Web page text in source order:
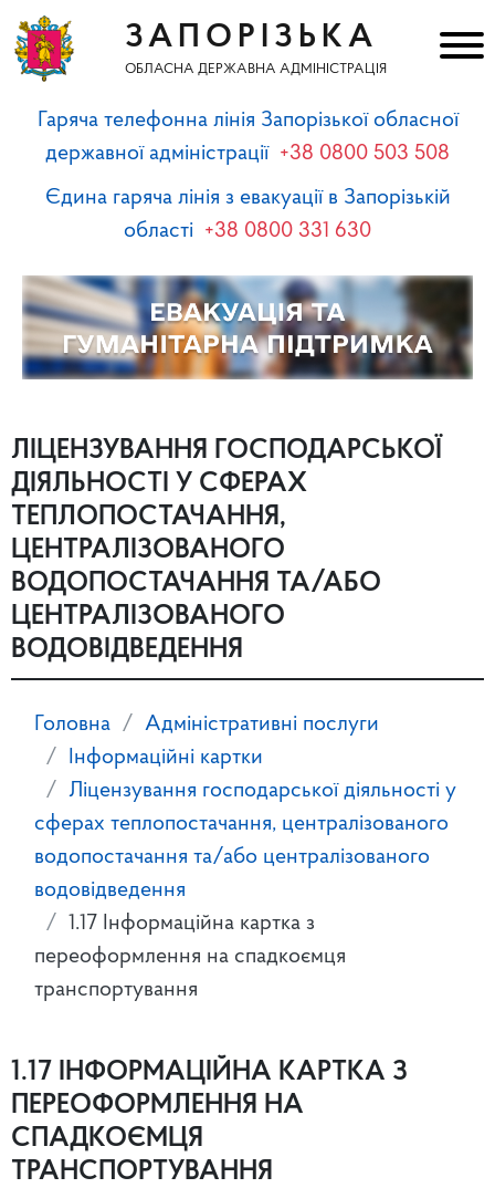
ЗАПОРІЗЬКА
ОБЛАСНА ДЕРЖАВНА АДМІНІСТРАЦІЯ
Гаряча телефонна лінія Запорізької обласної
державної адміністрації +38 0800 503 508
Єдина гаряча лінія з евакуації в Запорізькій
області +38 0800 331 630
ЛІЦЕНЗУВАННЯ ГОСПОДАРСЬКОЇ
ДІЯЛЬНОСТІ У СФЕРАХ
ТЕПЛОПОСТАЧАННЯ,
ЦЕНТРАЛІЗОВАНОГО
ВОДОПОСТАЧАННЯ ТА/АБО
ЦЕНТРАЛІЗОВАНОГО
ВОДОВІДВЕДЕННЯ
Головна
Адміністративні послуги
Інформаційні картки
Ліцензування господарської діяльності у
сферах теплопостачання, централізованого
водопостачання та/або централізованого
водовідведення
1.17 Інформаційна картка з
переоформлення на спадкоємця
транспортування
1.17 ІНФОРМАЦІЙНА КАРТКА З
ПЕРЕОФОРМЛЕННЯ НА
СПАДКОЄМЦЯ
ТРАНСПОРТУВАННЯ